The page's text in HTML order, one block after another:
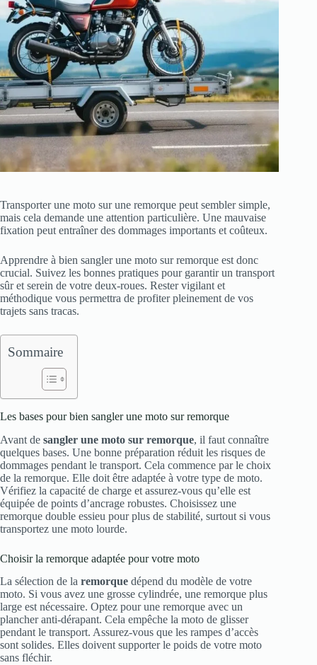
Transporter une moto sur une remorque peut sembler simple,
mais cela demande une attention particulière. Une mauvaise
fixation peut entraîner des dommages importants et coûteux.
Apprendre à bien sangler une moto sur remorque est donc
crucial. Suivez les bonnes pratiques pour garantir un transport
sûr et serein de votre deux-roues. Rester vigilant et
méthodique vous permettra de profiter pleinement de vos
trajets sans tracas.
Sommaire
Les bases pour bien sangler une moto sur remorque
Avant de sangler une moto sur remorque, il faut connaître
quelques bases. Une bonne préparation réduit les risques de
dommages pendant le transport. Cela commence par le choix
de la remorque. Elle doit être adaptée à votre type de moto.
Vérifiez la capacité de charge et assurez-vous qu’elle est
équipée de points d’ancrage robustes. Choisissez une
remorque double essieu pour plus de stabilité, surtout si vous
transportez une moto lourde.
Choisir la remorque adaptée pour votre moto
La sélection de la remorque dépend du modèle de votre
moto. Si vous avez une grosse cylindrée, une remorque plus
large est nécessaire. Optez pour une remorque avec un
plancher anti-dérapant. Cela empêche la moto de glisser
pendant le transport. Assurez-vous que les rampes d’accès
sont solides. Elles doivent supporter le poids de votre moto
sans fléchir.